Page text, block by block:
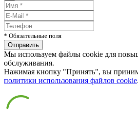
* Обязательные поля
Мы используем файлы cookie для
обслуживания.
Нажимая кнопку "Принять", вы
политики использования файлов cookie.